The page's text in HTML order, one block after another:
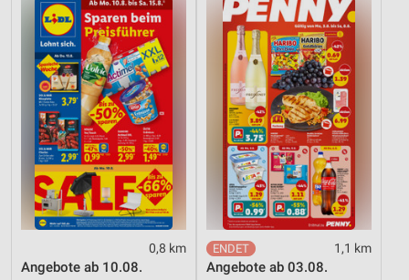
0,8 km
Angebote ab 10.08.
1,1 km
Angebote ab 03.08.